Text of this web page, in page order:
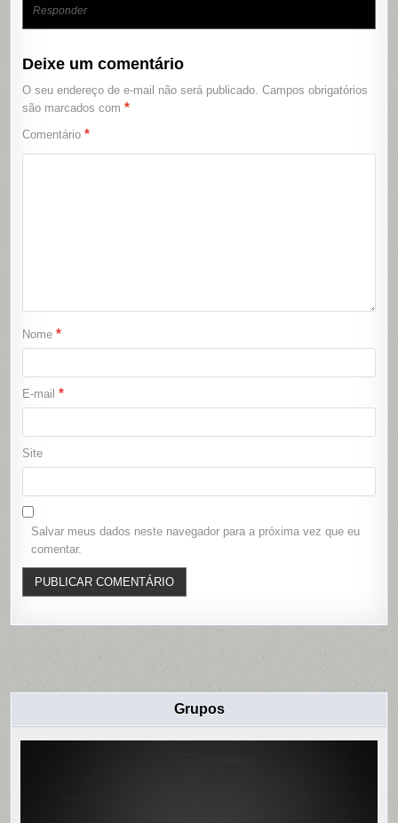
Responder
Deixe um comentário
O seu endereço de e-mail não será publicado. Campos obrigatórios
são marcados com*
Comentário*
Nome*
E-mail*
Site
Salvar meus dados neste navegador para a próxima vez que eu
comentar.
Grupos